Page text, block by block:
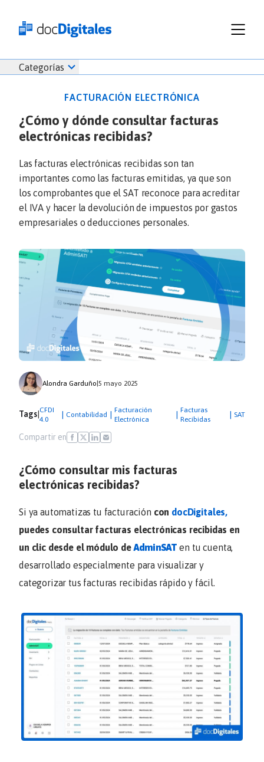
Empresas
Prueba Gratis
Iniciar Sesión
Ventas 686 520 0479
Iniciar
sesión
Línea
docDigitales
Categorías
Inicio
Nómina
Emprendimiento
Noticias
Comunicados
FACTURACIÓN ELECTRÓNICA
¿Cómo y dónde consultar facturas
electrónicas recibidas?
Las facturas electrónicas recibidas son tan
importantes como las facturas emitidas, ya que son
los comprobantes que el SAT reconoce para acreditar
el IVA y hacer la devolución de impuestos por gastos
empresariales o deducciones personales.
Alondra Garduño 5 mayo 2025
Tags CFDI
4.0
| Contabilidad | Facturación
Electrónica
| Facturas
Recibidas
| SAT
Compartir en
¿Cómo consultar mis facturas
electrónicas recibidas?
Si ya automatizas tu facturación con docDigitales,
puedes consultar facturas electrónicas recibidas en
un clic desde el módulo deAdminSAT en tu cuenta,
desarrollado especialmente para visualizar y
categorizar tus facturas recibidas rápido y fácil.